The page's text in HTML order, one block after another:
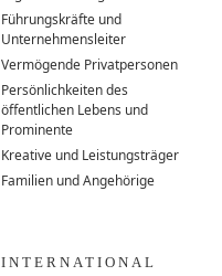
Führungskräfte und
Unternehmensleiter
Vermögende Privatpersonen
Persönlichkeiten des
öffentlichen Lebens und
Prominente
Kreative und Leistungsträger
Familien und Angehörige
INTERNATIONAL